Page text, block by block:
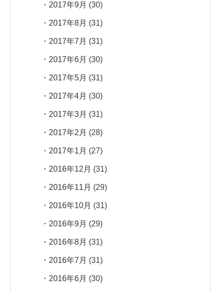
2017年9月 (30)
2017年8月 (31)
2017年7月 (31)
2017年6月 (30)
2017年5月 (31)
2017年4月 (30)
2017年3月 (31)
2017年2月 (28)
2017年1月 (27)
2016年12月 (31)
2016年11月 (29)
2016年10月 (31)
2016年9月 (29)
2016年8月 (31)
2016年7月 (31)
2016年6月 (30)